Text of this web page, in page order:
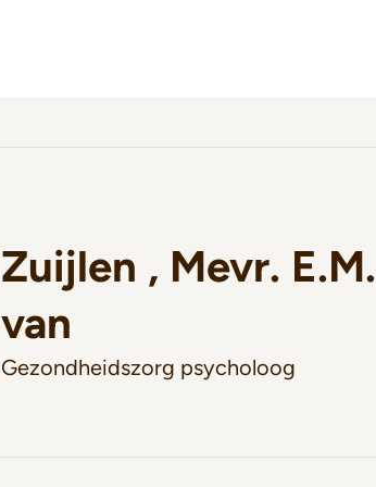
Zuijlen , Mevr. E.M.
van
Gezondheidszorg psycholoog